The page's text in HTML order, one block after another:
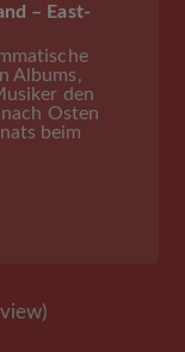
– East-
Albums,
den
Osten
beim